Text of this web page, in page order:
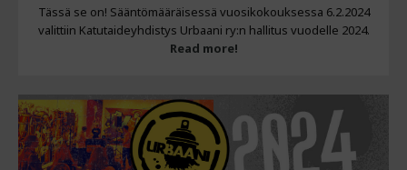
Tässä se on! Sääntömääräisessä vuosikokouksessa 6.2.2024
valittiin Katutaideyhdistys Urbaani ry:n hallitus vuodelle 2024.
Read more!